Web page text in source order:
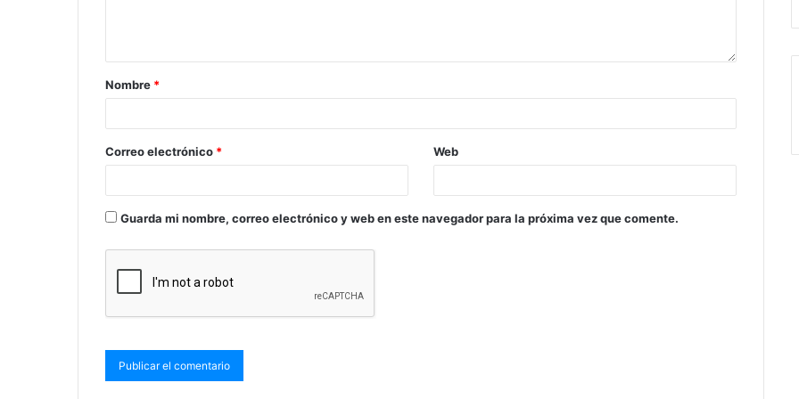
Nombre *
Correo electrónico * Web
Guarda mi nombre, correo electrónico y web en este navegador para la próxima vez que comente.